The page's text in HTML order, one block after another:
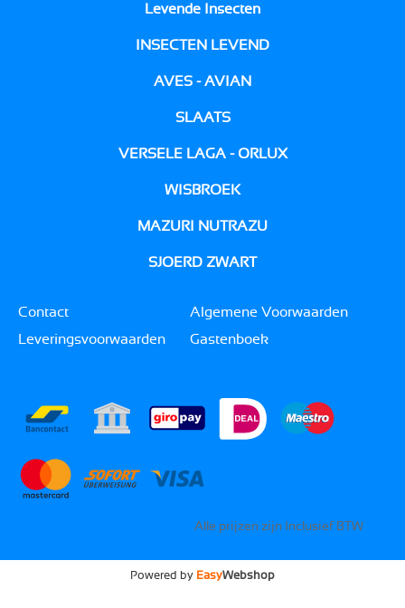
Levende Insecten
INSECTEN LEVEND
AVES - AVIAN
SLAATS
VERSELE LAGA - ORLUX
WISBROEK
MAZURI NUTRAZU
SJOERD ZWART
Contact
Algemene Voorwaarden
Leveringsvoorwaarden
Gastenboek
Alle prijzen zijn Inclusief BTW
Powered by EasyWebshop